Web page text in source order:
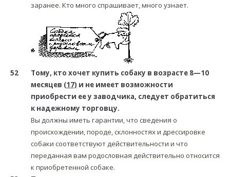
заранее. Кто много спрашивает, много узнает.
52
Тому, кто хочет купить собаку в возрасте 8—10
месяцев (17) и не имеет возможности
приобрести ее у заводчика, следует обратиться
к надежному торговцу.
Вы должны иметь гарантии, что сведения о
происхождении, породе, склонностях и дрессировке
собаки соответствуют действительности и что
переданная вам родословная действительно относится
к приобретенной собаке.